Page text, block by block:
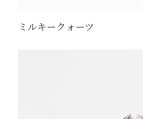
ミルキークォーツ